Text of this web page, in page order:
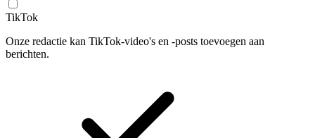
TikTok
Onze redactie kan TikTok-video's en -posts toevoegen aan
berichten.